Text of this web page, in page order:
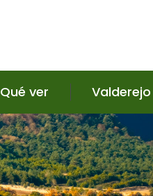
Qué ver Valderejo